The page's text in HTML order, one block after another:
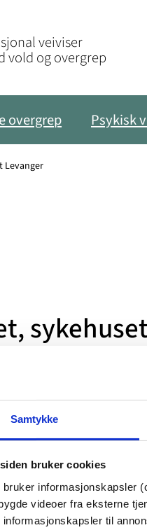
Samtykke
bruker cookies
bruker informasjonskapsler
videoer fra eksterne
informasjonskapsler til
veiviser
vold og overgrep
overgrep Psykisk
Levanger